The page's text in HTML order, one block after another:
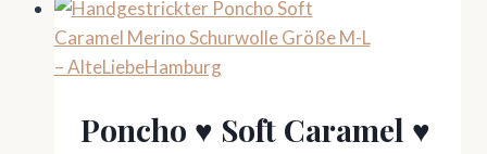
Poncho ♥ Soft Caramel ♥